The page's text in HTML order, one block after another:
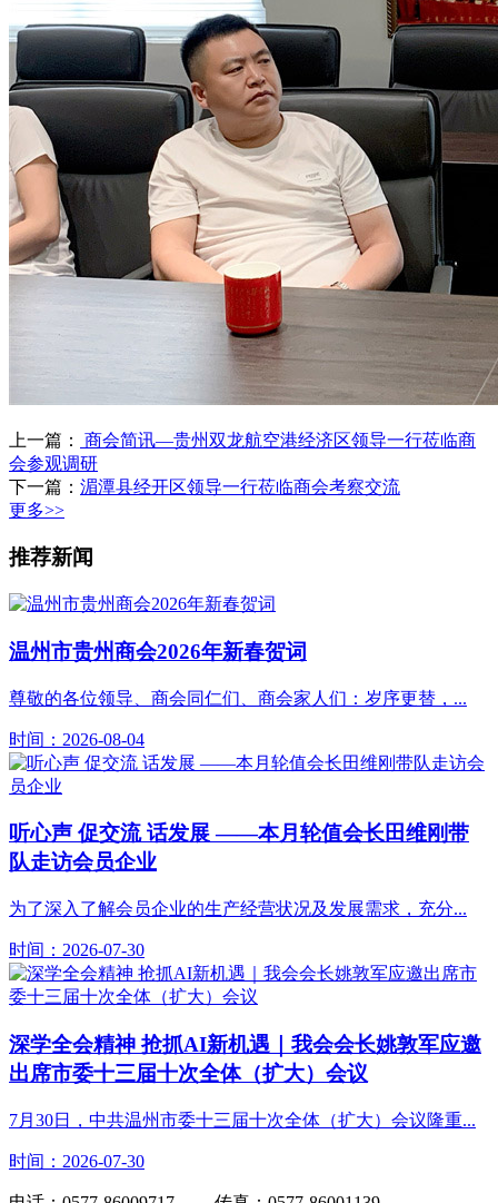
上一篇：
商会简讯—贵州双龙航空港经济区领导一行莅临商
会参观调研
下一篇： 湄潭县经开区领导一行莅临商会考察交流
更多>>
推荐新闻
温州市贵州商会2026年新春贺词
尊敬的各位领导、商会同仁们、商会家人们：岁序更替，...
时间：2026-08-04
听心声 促交流 话发展 ——本月轮值会长田维刚带
队走访会员企业
为了深入了解会员企业的生产经营状况及发展需求，充分...
时间：2026-07-30
深学全会精神 抢抓AI新机遇｜我会会长姚敦军应邀
出席市委十三届十次全体（扩大）会议
7月30日，中共温州市委十三届十次全体（扩大）会议隆重...
时间：2026-07-30